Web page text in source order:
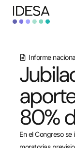
Informe
80%
En el Congreso